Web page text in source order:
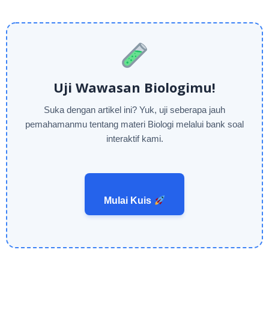
Uji Wawasan Biologimu!
Suka dengan artikel ini? Yuk, uji seberapa jauh
pemahamanmu tentang materi Biologi melalui bank soal
interaktif kami.
Mulai Kuis